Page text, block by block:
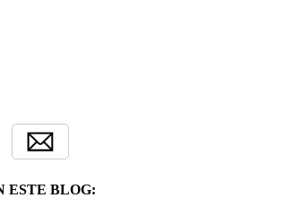
ESTE BLOG: